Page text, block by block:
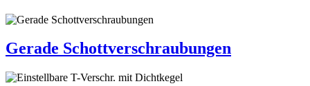
Gerade Schottverschraubungen